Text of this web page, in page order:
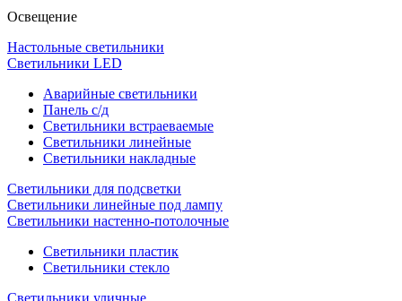
Освещение
Настольные светильники
Светильники LED
Аварийные светильники
Панель с/д
Светильники встраеваемые
Светильники линейные
Светильники накладные
Светильники для подсветки
Светильники линейные под лампу
Светильники настенно-потолочные
Светильники плаcтик
Светильники стекло
Светильники уличные